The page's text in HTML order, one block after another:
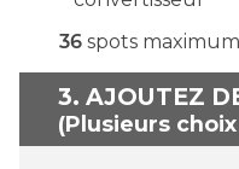
36spots
3. AJOUTEZ